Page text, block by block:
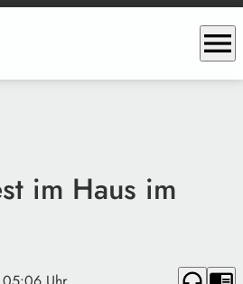
menu
im Haus im